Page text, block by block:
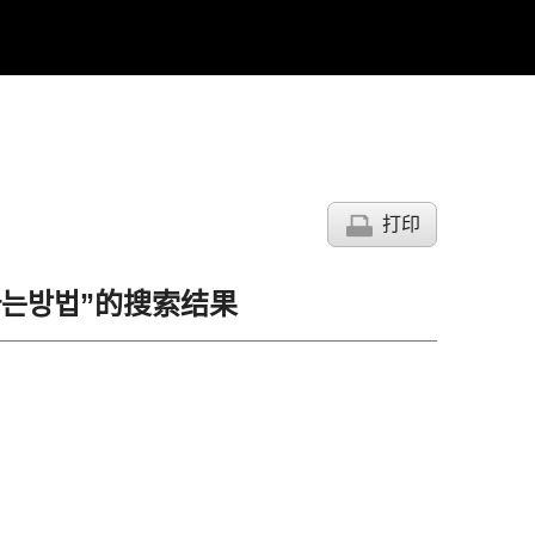
打印
방법”的搜索结果